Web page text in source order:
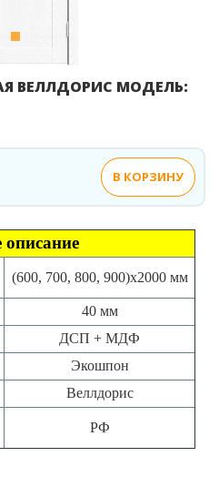
ВЕЛЛДОРИС МОДЕЛЬ:
В КОРЗИНУ
описание
(600, 700, 800, 900)x2000 мм
40 мм
ДСП + МДФ
Экошпон
Веллдорис
РФ